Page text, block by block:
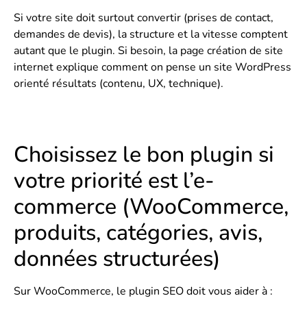
Si votre site doit surtout convertir (prises de contact,
demandes de devis), la structure et la vitesse comptent
autant que le plugin. Si besoin, la page création de site
internetexplique comment on pense un site WordPress
orienté résultats (contenu, UX, technique).
Choisissez le bon plugin si
votre priorité est l’e-
commerce (WooCommerce,
produits, catégories, avis,
données structurées)
Sur WooCommerce, le plugin SEO doit vous aider à :